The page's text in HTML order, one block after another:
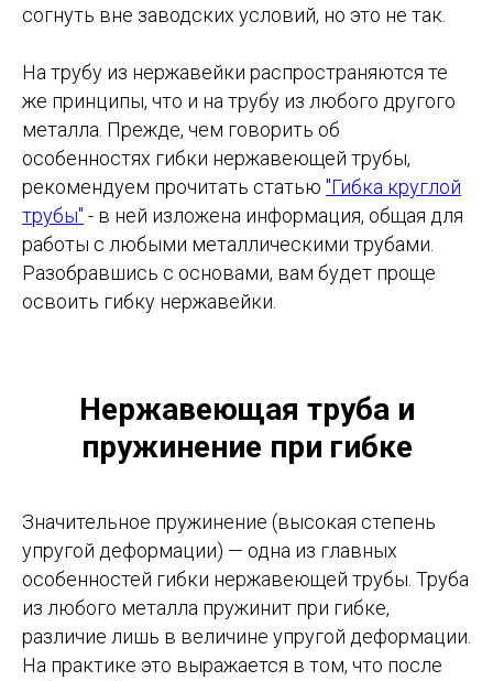
согнуть вне заводских условий, но это не так.
На трубу из нержавейки распространяются те
же принципы, что и на трубу из любого другого
металла. Прежде, чем говорить об
особенностях гибки нержавеющей трубы,
рекомендуем прочитать статью "Гибка круглой
трубы" - в ней изложена информация, общая для
работы с любыми металлическими трубами.
Разобравшись с основами, вам будет проще
освоить гибку нержавейки.
Нержавеющая труба и
пружинение при гибке
Значительное пружинение (высокая степень
упругой деформации) — одна из главных
особенностей гибки нержавеющей трубы. Труба
из любого металла пружинит при гибке,
различие лишь в величине упругой деформации.
На практике это выражается в том, что после